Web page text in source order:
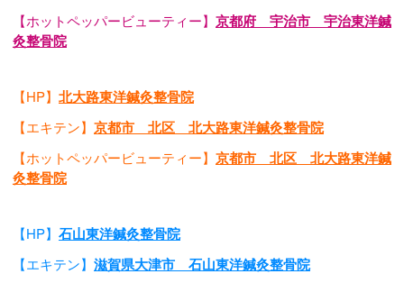
【ホットペッパービューティー】 京都府 宇治市 宇治東洋鍼
灸整骨院
【HP】 北大路東洋鍼灸整骨院
【エキテン】 京都市 北区 北大路東洋鍼灸整骨院
【ホットペッパービューティー】 京都市 北区 北大路東洋鍼
灸整骨院
【HP】 石山東洋鍼灸整骨院
【エキテン】 滋賀県大津市 石山東洋鍼灸整骨院